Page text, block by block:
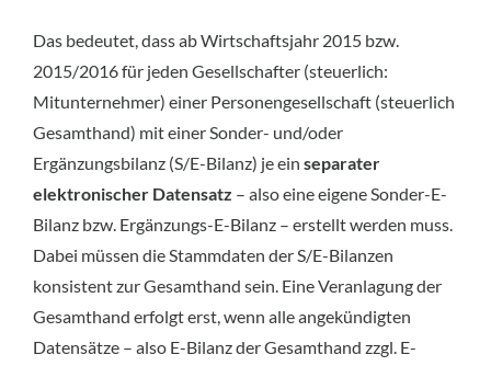
Das bedeutet, dass ab Wirtschaftsjahr 2015 bzw.
2015/2016 für jeden Gesellschafter (steuerlich:
Mitunternehmer) einer Personengesellschaft (steuerlich
Gesamthand) mit einer Sonder- und/oder
Ergänzungsbilanz (S/E-Bilanz) je ein separater
elektronischer Datensatz – also eine eigene Sonder-E-
Bilanz bzw. Ergänzungs-E-Bilanz – erstellt werden muss.
Dabei müssen die Stammdaten der S/E-Bilanzen
konsistent zur Gesamthand sein. Eine Veranlagung der
Gesamthand erfolgt erst, wenn alle angekündigten
Datensätze – also E-Bilanz der Gesamthand zzgl. E-